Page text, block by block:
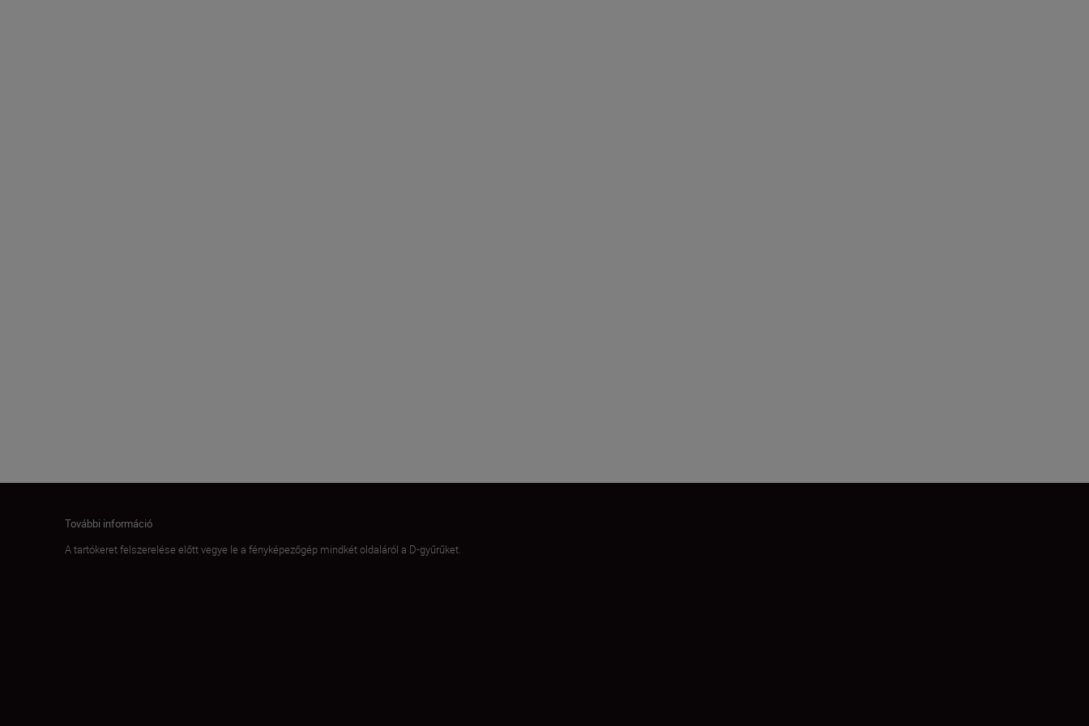
További információ
A tartókeret felszerelése előtt vegye le a fényképezőgép mindkét oldaláról a D-gyűrűket.